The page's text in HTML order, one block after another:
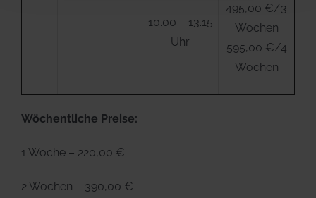
10.00 – 13.15
Uhr
495,00 €/3
Wochen
595,00 €/4
Wochen
Wöchentliche Preise:
1 Woche – 220,00 €
2 Wochen – 390,00 €